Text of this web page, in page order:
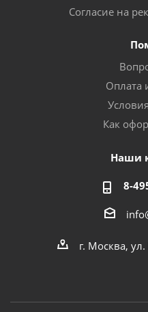
Согласие на
Оплата
Как
Наши
8-
г. Москва,